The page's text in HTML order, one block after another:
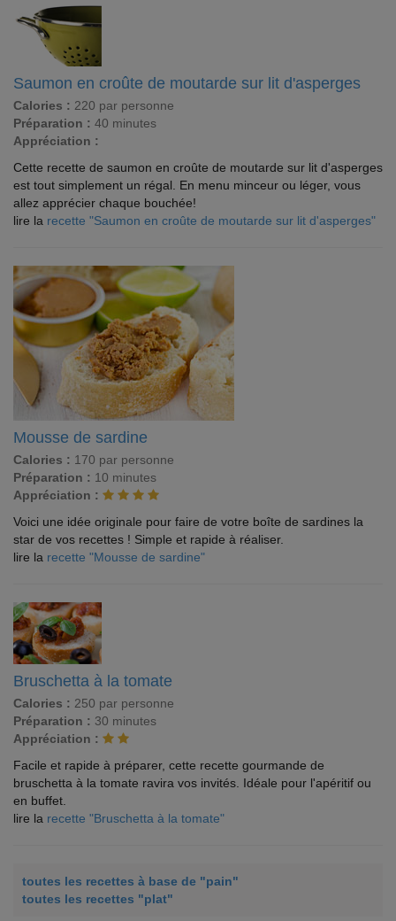
Saumon en croûte de moutarde sur lit d'asperges
Calories : 220 par personne
Préparation : 40 minutes
Appréciation :
Cette recette de saumon en croûte de moutarde sur lit d'asperges
est tout simplement un régal. En menu minceur ou léger, vous
allez apprécier chaque bouchée!
lire la recette "Saumon en croûte de moutarde sur lit d'asperges"
Mousse de sardine
Calories : 170 par personne
Préparation : 10 minutes
Appréciation :
Voici une idée originale pour faire de votre boîte de sardines la
star de vos recettes ! Simple et rapide à réaliser.
lire la recette "Mousse de sardine"
Bruschetta à la tomate
Calories : 250 par personne
Préparation : 30 minutes
Appréciation :
Facile et rapide à préparer, cette recette gourmande de
bruschetta à la tomate ravira vos invités. Idéale pour l'apéritif ou
en buffet.
lire la recette "Bruschetta à la tomate"
toutes les recettes à base de "pain"
toutes les recettes "plat"